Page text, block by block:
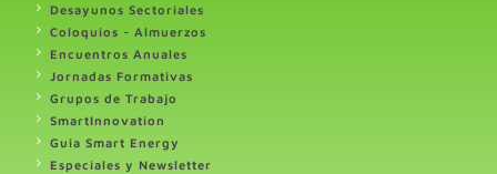
Desayunos Sectoriales
Coloquios - Almuerzos
Encuentros Anuales
Jornadas Formativas
Grupos de Trabajo
SmartInnovation
Guia Smart Energy
Especiales y Newsletter